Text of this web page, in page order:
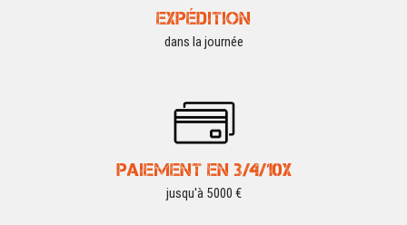
EXPÉDITION
dans la journée
PAIEMENT EN 3/4/10X
jusqu'à 5000 €